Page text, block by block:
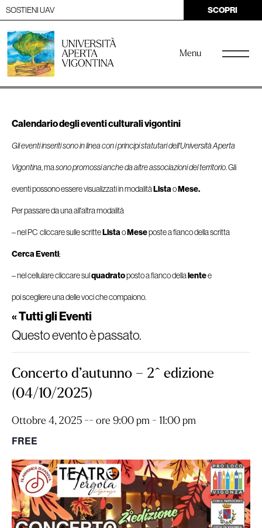
SOSTIENI UAV SCOPRI
Menu
Calendario degli eventi culturali vigontini
Gli eventi inseriti sono in linea con i principi statutari dell'Università Aperta
Vigontina, masono promossi anche da altre associazioni del territorio. Gli
eventi possono essere visualizzati in modalitàListaoMese.
Per passare da una all'altra modalità
– nel PC cliccare sulle scritteListaoMeseposte a fianco della scritta
Cerca Eventi;
– nel cellulare cliccare sulquadratoposto a fianco dellalentee
poi scegliere una delle voci che compaiono.
« Tutti gli Eventi
Questo evento è passato.
Concerto d’autunno – 2^ edizione
(04/10/2025)
Ottobre 4, 2025 -- ore 9:00 pm - 11:00 pm
FREE